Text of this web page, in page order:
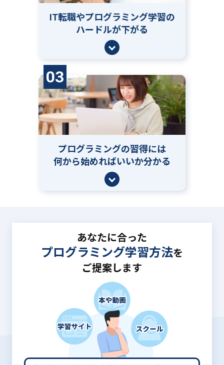
IT転職やプログラミング学習の
ハードルが下がる
03
プログラミングの習得には
何から始めればいいか分かる
あなたに合った
プログラミング学習方法を
ご提案します